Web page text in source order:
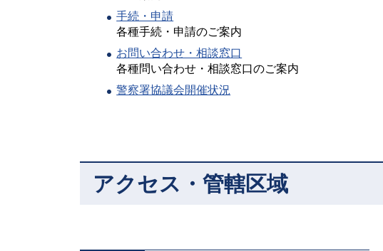
手続・申請
各種手続・申請のご案内
お問い合わせ・相談窓口
各種問い合わせ・相談窓口のご案内
警察署協議会開催状況
アクセス・管轄区域